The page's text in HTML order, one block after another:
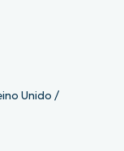
Unido /